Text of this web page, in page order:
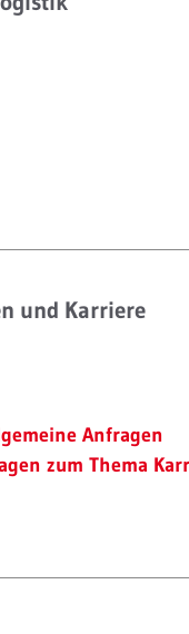
und Karriere
Anfragen
zum Thema